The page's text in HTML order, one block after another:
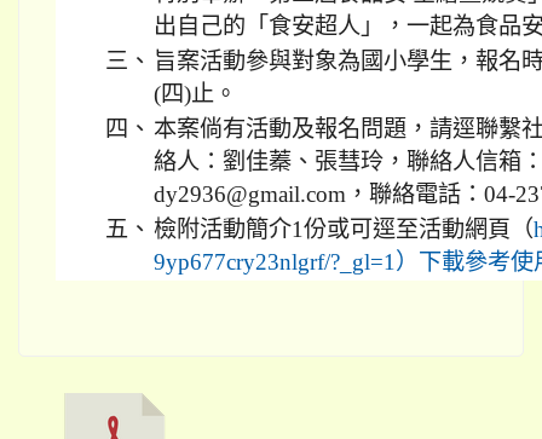
出自己的「食安超人」，一起為食品
三、 旨案活動參與對象為國小學生，報名
(四)止。
四、 本案倘有活動及報名問題，請逕聯繫
絡人：劉佳蓁、張彗玲，聯絡人信箱
dy2936@gmail.com，聯絡電話：04-
五、 檢附活動簡介1份或可逕至活動網頁（
9yp677cry23nlgrf/?_gl=1）下載參考使